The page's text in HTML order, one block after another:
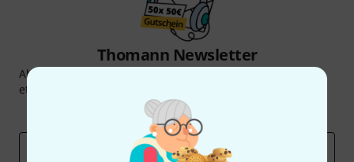
Thomann Newsletter
Abonniere den Thomann Newsletter und gewinne mit
etwas Glück einen von
Inspirierende Beiträge
Deals